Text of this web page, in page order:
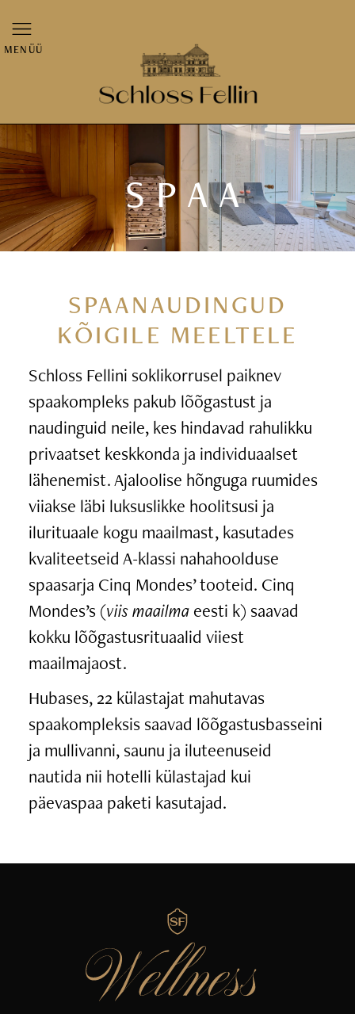
MENÜÜ
SPAA
SPAANAUDINGUD
KÕIGILE MEELTELE
Schloss Fellini soklikorrusel paiknev
spaakompleks pakub lõõgastust ja
naudinguid neile, kes hindavad rahulikku
privaatset keskkonda ja individuaalset
lähenemist. Ajaloolise hõnguga ruumides
viiakse läbi luksuslikke hoolitsusi ja
ilurituaale kogu maailmast, kasutades
kvaliteetseid A-klassi nahahoolduse
spaasarja Cinq Mondes’ tooteid. Cinq
Mondes’s (viis maailma eesti k) saavad
kokku lõõgastusrituaalid viiest
maailmajaost.
Hubases, 22 külastajat mahutavas
spaakompleksis saavad lõõgastusbasseini
ja mullivanni, saunu ja iluteenuseid
nautida nii hotelli külastajad kui
päevaspaa paketi kasutajad.